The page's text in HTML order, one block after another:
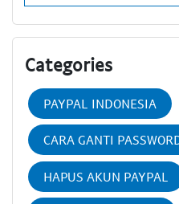
Categories
PAYPAL INDONESIA
CARA GANTI
HAPUS AKUN PAYPAL